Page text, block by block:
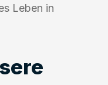
Leben in